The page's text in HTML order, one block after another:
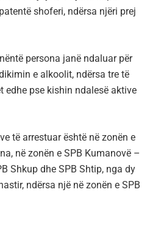
shoferi, ndërsa njëri prej
persona janë ndaluar për
e alkoolit, ndërsa tre të
edhe pse kishin ndalesë aktive
të arrestuar është në zonën e
në zonën e SPB Kumanovë –
Shkup dhe SPB Shtip, nga dy
ndërsa një në zonën e SPB